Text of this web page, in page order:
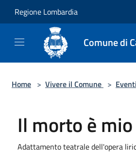
Regione Lombardia
Comune di
Home > Vivere il Comune > Eventi
Il morto è
Adattamento teatrale dell'opera